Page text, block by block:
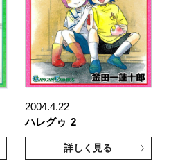
2004.4.22
ハレグゥ 2
詳しく見る